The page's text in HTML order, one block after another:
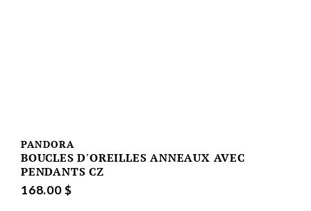
PANDORA
BOUCLES D'OREILLES ANNEAUX AVEC
PENDANTS CZ
168.00 $